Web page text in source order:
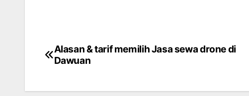
Post
Alasan & tarif memilih Jasa sewa drone di
Dawuan